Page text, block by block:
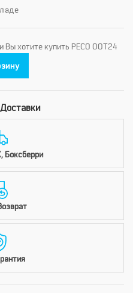
хотите купить PECO OOT24
Боксберри